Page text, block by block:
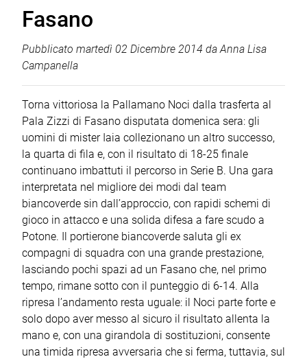
Fasano
Pubblicato martedì 02 Dicembre 2014 daAnna Lisa
Campanella
Torna vittoriosa la Pallamano Noci dalla trasferta al
Pala Zizzi di Fasano disputata domenica sera: gli
uomini di mister Iaia collezionano un altro successo,
la quarta di fila e, con il risultato di 18-25 finale
continuano imbattuti il percorso in Serie B. Una gara
interpretata nel migliore dei modi dal team
biancoverde sin dall’approccio, con rapidi schemi di
gioco in attacco e una solida difesa a fare scudo a
Potone. Il portierone biancoverde saluta gli ex
compagni di squadra con una grande prestazione,
lasciando pochi spazi ad un Fasano che, nel primo
tempo, rimane sotto con il punteggio di 6-14. Alla
ripresa l’andamento resta uguale: il Noci parte forte e
solo dopo aver messo al sicuro il risultato allenta la
mano e, con una girandola di sostituzioni, consente
una timida ripresa avversaria che si ferma, tuttavia, sul